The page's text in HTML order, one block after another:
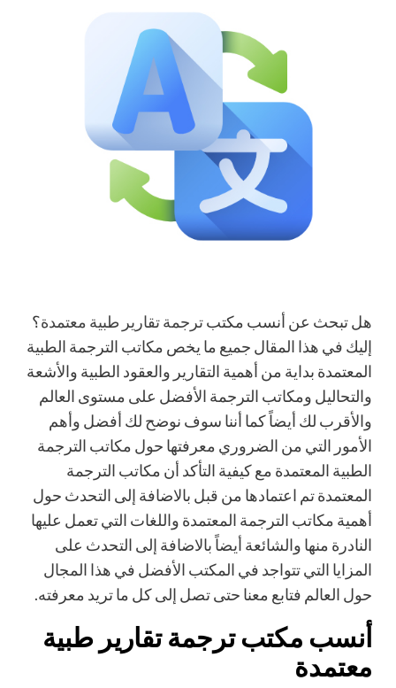
هل تبحث عن أنسب مكتبترجمة تقارير طبية معتمدة؟
إليك في هذا المقال جميع ما يخص مكاتب الترجمة الطبية
المعتمدة بداية من أهمية التقارير والعقود الطبية والأشعة
والتحاليل ومكاتب الترجمة الأفضل على مستوى العالم
والأقرب لك أيضاً كما أننا سوف نوضح لك أفضل وأهم
الأمور التي من الضروري معرفتها حول مكاتب الترجمة
الطبية المعتمدة مع كيفية التأكد أن مكاتب الترجمة
المعتمدة تم اعتمادها من قبل بالاضافة إلى التحدث حول
أهمية مكاتب الترجمة المعتمدة واللغات التي تعمل عليها
النادرة منها والشائعة أيضاً بالاضافة إلى التحدث على
المزايا التي تتواجد في المكتب الأفضل في هذا المجال
حول العالم فتابع معنا حتى تصل إلى كل ما تريد معرفته.
أنسب مكتب ترجمة تقارير طبية
معتمدة